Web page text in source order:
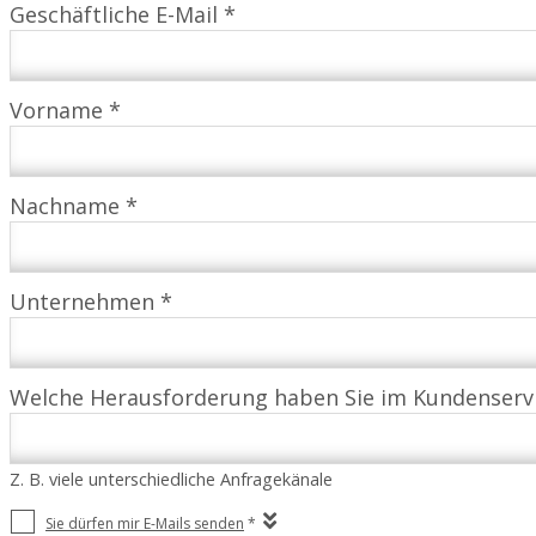
Geschäftliche E-Mail *
Vorname *
Nachname *
Unternehmen *
Welche Herausforderung haben Sie im
Z. B. viele unterschiedliche Anfragekänale
Sie dürfen mir E-Mails senden *